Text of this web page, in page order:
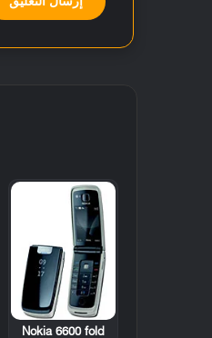
Nokia 6600 fold